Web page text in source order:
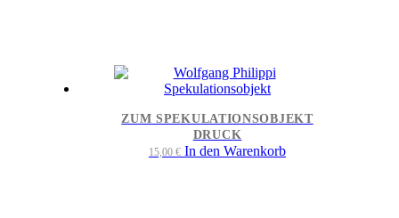
ZUM SPEKULATIONSOBJEKT
DRUCK
15,00 € In den Warenkorb